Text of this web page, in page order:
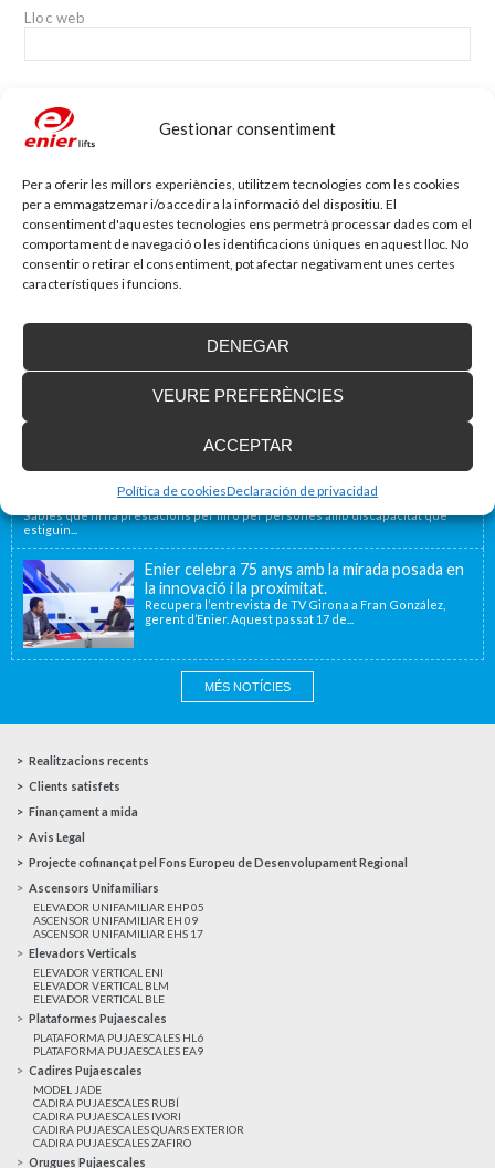
Gestionar consentiment
Per a oferir les millors experiències, utilitzem tecnologies com les cookies
per a emmagatzemar i/o accedir a la informació del dispositiu. El
consentiment d'aquestes tecnologies ens permetrà processar dades com el
comportament de navegació o les identificacions úniques en aquest lloc. No
consentir o retirar el consentiment, pot afectar negativament unes certes
característiques i funcions.
ACCEPTAR
DENEGAR
VEURE PREFERÈNCIES
Política de cookiesDeclaración de privacidad
Lloc web
Blog d'accessibilitat
Nova seu d’Enier a la Comunitat Valenciana
Fa uns mesos vam traslladar la nostra delegació de
València a una nova ubicació...
Ascensor convencional vs ascensor
unifamiliar: quina és la diferència?
A l’hora d’instal·lar un ascensor per accedir a les
càrrec amb discapacitat
Sabies que hi ha prestacions per fill o per persones amb discapacitat que
estiguin...
Enier celebra 75 anys amb la mirada posada en
la innovació i la proximitat.
Recupera l’entrevista de TV Girona a Fran González,
gerent d’Enier. Aquest passat 17 de...
MÉS NOTÍCIES
Realitzacions recents
Clients satisfets
Finançament a mida
Avis Legal
Projecte cofinançat pel Fons Europeu de Desenvolupament Regional
Ascensors Unifamiliars
ELEVADOR UNIFAMILIAR EHP 05
ASCENSOR UNIFAMILIAR EH 09
ASCENSOR UNIFAMILIAR EHS 17
Elevadors Verticals
ELEVADOR VERTICAL ENI
ELEVADOR VERTICAL BLM
ELEVADOR VERTICAL BLE
Plataformes Pujaescales
PLATAFORMA PUJAESCALES HL6
PLATAFORMA PUJAESCALES EA9
Cadires Pujaescales
MODEL JADE
CADIRA PUJAESCALES RUBÍ
CADIRA PUJAESCALES IVORI
CADIRA PUJAESCALES QUARS EXTERIOR
CADIRA PUJAESCALES ZAFIRO
Orugues Pujaescales